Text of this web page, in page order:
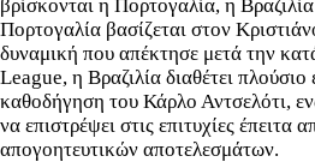
βρίσκονται η Πορτογαλία, η
Πορτογαλία βασίζεται στον
δυναμική που απέκτησε μετά την
League, η Βραζιλία διαθέτει πλούσιο
καθοδήγηση του Κάρλο Αντσελότι,
να επιστρέψει στις επιτυχίες έπειτα
απογοητευτικών αποτελεσμάτων.